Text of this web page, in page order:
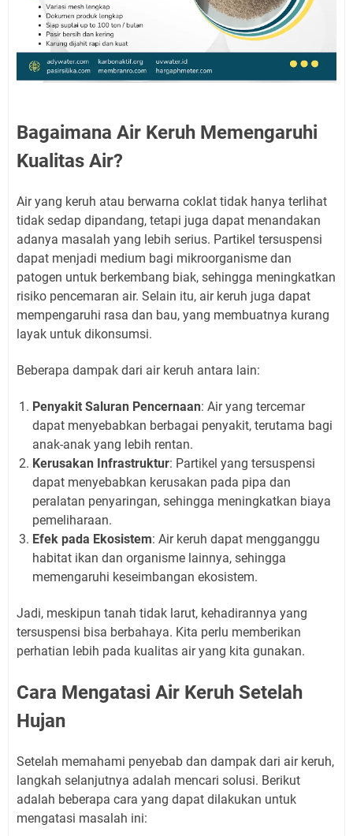
Bagaimana Air Keruh Memengaruhi
Kualitas Air?
Air yang keruh atau berwarna coklat tidak hanya terlihat
tidak sedap dipandang, tetapi juga dapat menandakan
adanya masalah yang lebih serius. Partikel tersuspensi
dapat menjadi medium bagi mikroorganisme dan
patogen untuk berkembang biak, sehingga meningkatkan
risiko pencemaran air. Selain itu, air keruh juga dapat
mempengaruhi rasa dan bau, yang membuatnya kurang
layak untuk dikonsumsi.
Beberapa dampak dari air keruh antara lain:
Penyakit Saluran Pencernaan: Air yang tercemar
dapat menyebabkan berbagai penyakit, terutama bagi
anak-anak yang lebih rentan.
Kerusakan Infrastruktur: Partikel yang tersuspensi
dapat menyebabkan kerusakan pada pipa dan
peralatan penyaringan, sehingga meningkatkan biaya
pemeliharaan.
Efek pada Ekosistem: Air keruh dapat mengganggu
habitat ikan dan organisme lainnya, sehingga
memengaruhi keseimbangan ekosistem.
Jadi, meskipun tanah tidak larut, kehadirannya yang
tersuspensi bisa berbahaya. Kita perlu memberikan
perhatian lebih pada kualitas air yang kita gunakan.
Cara Mengatasi Air Keruh Setelah
Hujan
Setelah memahami penyebab dan dampak dari air keruh,
langkah selanjutnya adalah mencari solusi. Berikut
adalah beberapa cara yang dapat dilakukan untuk
mengatasi masalah ini: